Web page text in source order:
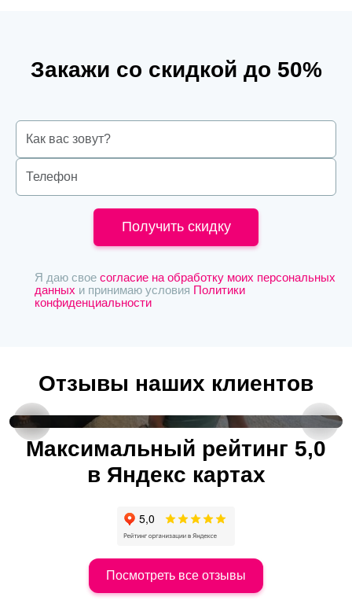
Закажи со скидкой до 50%
Получить скидку
Я даю свое согласие на обработку моих персональных
данных и принимаю условия Политики
конфиденциальности
Отзывы наших клиентов
Максимальный рейтинг 5,0
в Яндекс картах
Посмотреть все отзывы